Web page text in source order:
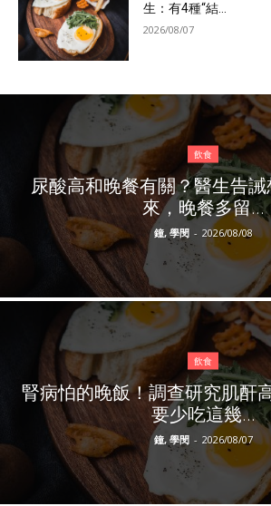
生：有4種“結...
2026/08/07
飲食
尿酸高和晚餐有關？醫生告
來，晚餐多留...
鐘, 學閔 - 2026/08/08
飲食
腎病怕的晚飯！調查研究肌酐
要少吃這幾...
鐘, 學閔 - 2026/08/07